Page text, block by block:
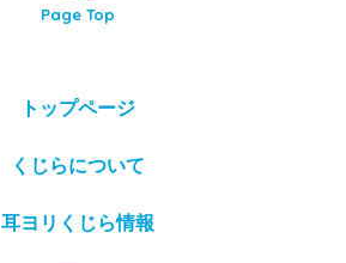
Page Top
トップページ
くじらについて
耳ヨリくじら情報